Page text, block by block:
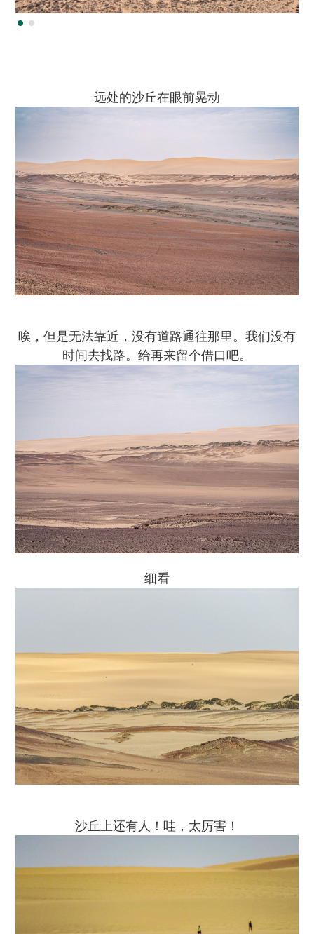
远处的沙丘在眼前晃动
唉，但是无法靠近，没有道路通往那里。我们没有
时间去找路。给再来留个借口吧。
细看
沙丘上还有人！哇，太厉害！